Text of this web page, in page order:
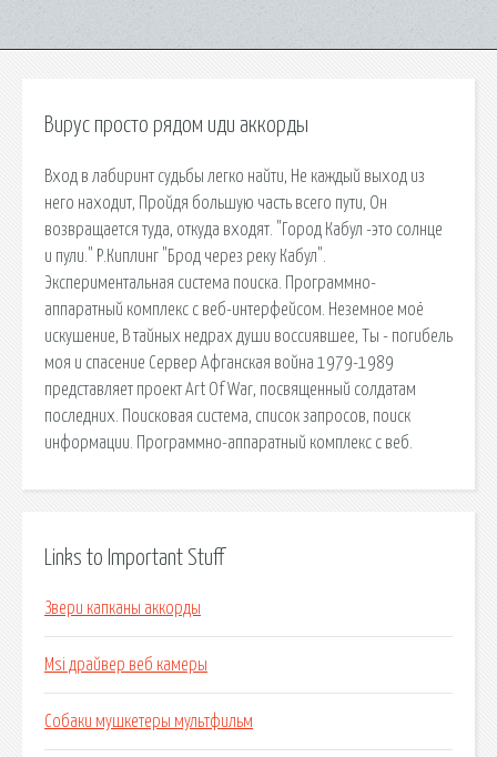
Вирус просто рядом иди аккорды
Вход в лабиринт судьбы легко найти, Не каждый выход из
него находит, Пройдя большую часть всего пути, Он
возвращается туда, откуда входят. "Город Кабул -это солнце
и пули." Р.Киплинг "Брод через реку Кабул".
Экспериментальная система поиска. Программно-
аппаратный комплекс с веб-интерфейсом. Неземное моё
искушение, В тайных недрах души воссиявшее, Ты - погибель
моя и спасение Сервер Афганская война 1979-1989
представляет проект Art Of War, посвященный солдатам
последних. Поисковая сиcтема, список запросов, поиск
информации. Программно-аппаратный комплекс с веб.
Links to Important Stuff
Звери капканы аккорды
Msi драйвер веб камеры
Собаки мушкетеры мультфильм